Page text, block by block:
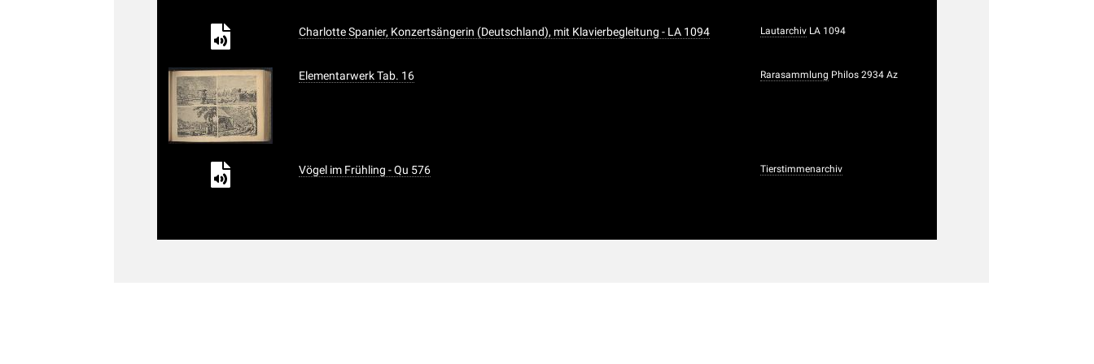
Charlotte Spanier, Konzertsängerin (Deutschland), mit Klavierbegleitung - LA 1094 Lautarchiv LA 1094
Elementarwerk Tab. 16 Rarasammlung Philos 2934 Az
Vögel im Frühling - Qu 576 Tierstimmenarchiv